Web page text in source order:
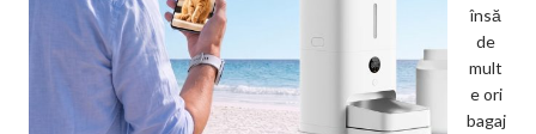
însă
de
mult
e ori
bagaj